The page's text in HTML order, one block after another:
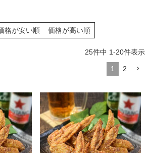
格が安い順 価格が高い順
25件中 1-20件表示
1 2